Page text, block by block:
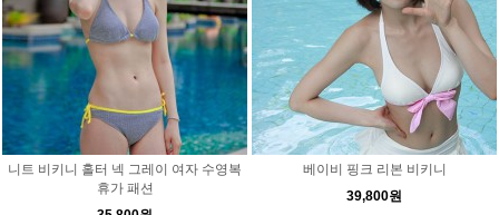
니트 비키니 홀터 넥 그레이 여자 수영복
휴가 패션
베이비 핑크 리본 비키니
39,800원